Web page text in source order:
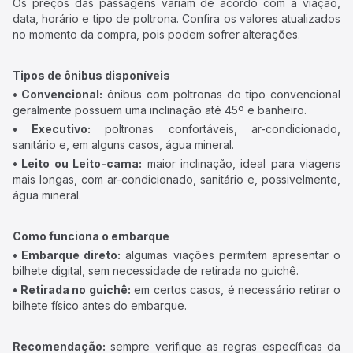
Os preços das passagens variam de acordo com a viação,
data, horário e tipo de poltrona. Confira os valores atualizados
no momento da compra, pois podem sofrer alterações.
Tipos de ônibus disponíveis
• Convencional: ônibus com poltronas do tipo convencional
geralmente possuem uma inclinação até 45º e banheiro.
• Executivo: poltronas confortáveis, ar-condicionado,
sanitário e, em alguns casos, água mineral.
• Leito ou Leito-cama: maior inclinação, ideal para viagens
mais longas, com ar-condicionado, sanitário e, possivelmente,
água mineral.
Como funciona o embarque
• Embarque direto: algumas viações permitem apresentar o
bilhete digital, sem necessidade de retirada no guichê.
• Retirada no guichê: em certos casos, é necessário retirar o
bilhete físico antes do embarque.
Recomendação: sempre verifique as regras específicas da